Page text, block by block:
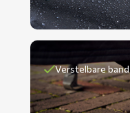
Verstelbare